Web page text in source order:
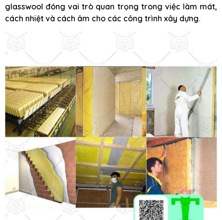
glasswool đóng vai trò quan trọng trong việc làm mát,
cách nhiệt và cách âm cho các công trình xây dựng.